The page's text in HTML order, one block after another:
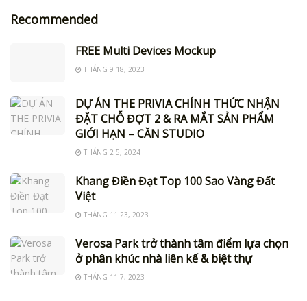
Recommended
FREE Multi Devices Mockup
THÁNG 9 18, 2023
DỰ ÁN THE PRIVIA CHÍNH THỨC NHẬN
ĐẶT CHỖ ĐỢT 2 & RA MẮT SẢN PHẨM
GIỚI HẠN – CĂN STUDIO
THÁNG 2 5, 2024
Khang Điền Đạt Top 100 Sao Vàng Đất
Việt
THÁNG 11 23, 2023
Verosa Park trở thành tâm điểm lựa chọn
ở phân khúc nhà liên kế & biệt thự
THÁNG 11 7, 2023